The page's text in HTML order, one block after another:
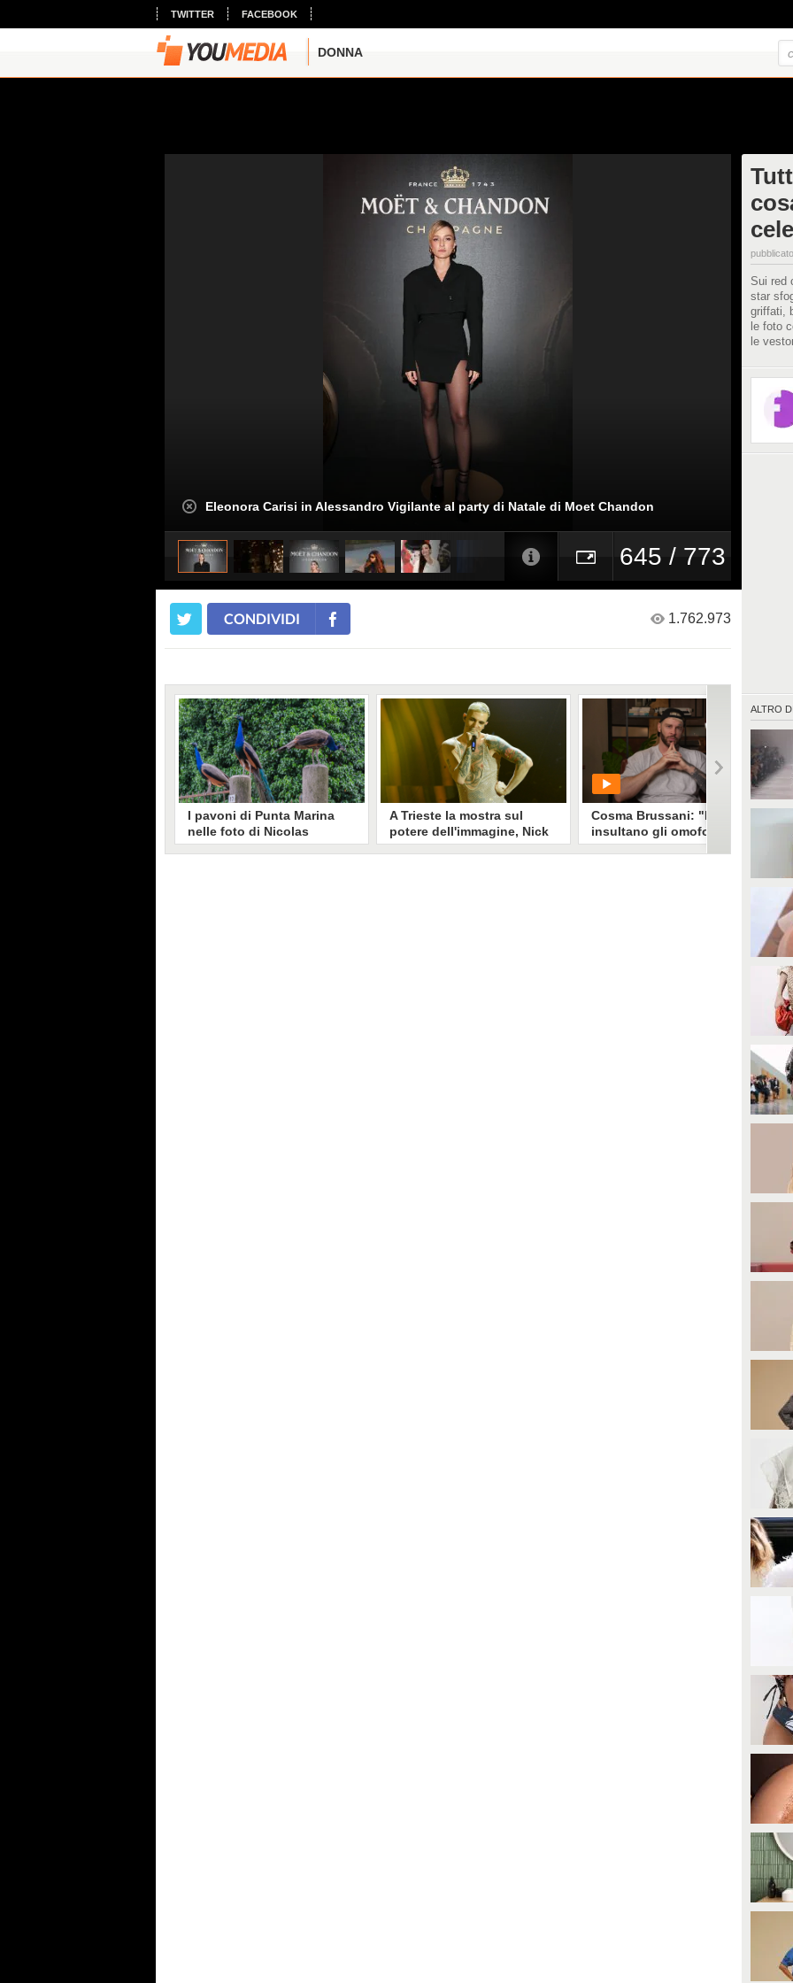
TWITTER FACEBOOK
DONNA
Eleonora Carisi in Alessandro Vigilante al party di Natale di Moet Chandon
645 / 773
Sui red
star
griffati,
le foto
le
ALTRO DI
CONDIVIDI 1.762.973
I pavoni di Punta Marina
nelle foto di Nicolas
Brunetti: "La convivenza è
A Trieste la mostra sul
potere dell'immagine, Nick
Cerioni: "Un look funziona
Cosma Brussani: "Mi
insultano gli omofobi e gli
insicuri, all’inizio